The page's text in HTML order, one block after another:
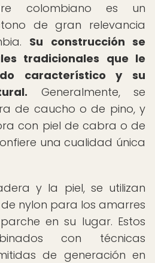
colombiano es un
de gran relevancia
Su construcción se
tradicionales que le
característico y su
Generalmente, se
de caucho o de pino, y
con piel de cabra o de
una cualidad única
y la piel, se utilizan
nylon para los amarres
en su lugar. Estos
con técnicas
de generación en